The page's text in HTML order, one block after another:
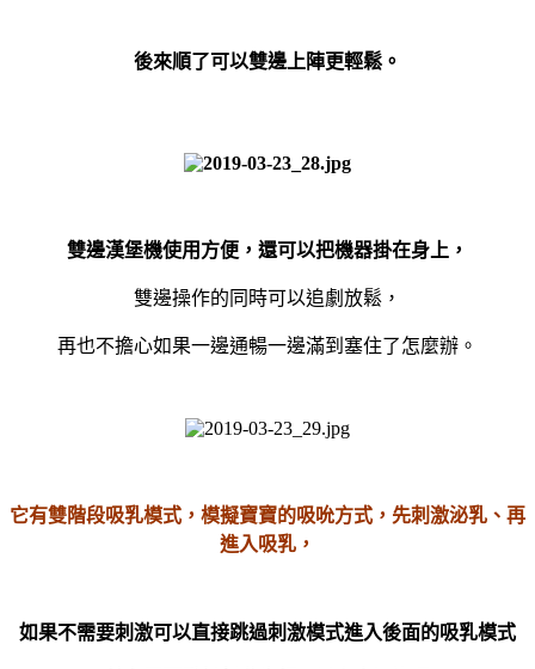
後來順了可以雙邊上陣更輕鬆。
雙邊漢堡機使用方便，還可以把機器掛在身上，
雙邊操作的同時可以追劇放鬆，
再也不擔心如果一邊通暢一邊滿到塞住了怎麼辦。
它有雙階段吸乳模式，模擬寶寶的吸吮方式，先刺激泌乳、再
進入吸乳，
如果不需要刺激可以直接跳過刺激模式進入後面的吸乳模式